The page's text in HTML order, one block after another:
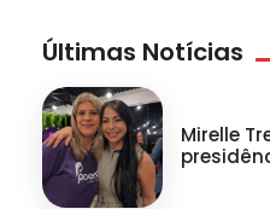
Últimas Notícias
Mirelle